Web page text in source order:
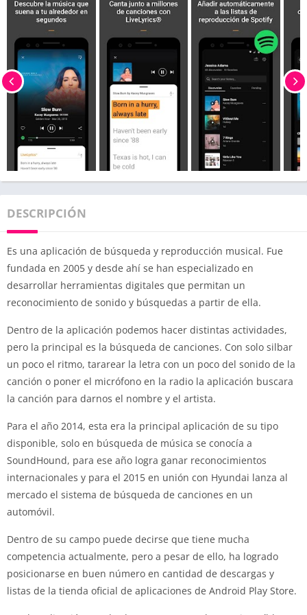
DESCRIPCIÓN
Es una aplicación de búsqueda y reproducción musical. Fue
fundada en 2005 y desde ahí se han especializado en
desarrollar herramientas digitales que permitan un
reconocimiento de sonido y búsquedas a partir de ella.
Dentro de la aplicación podemos hacer distintas actividades,
pero la principal es la búsqueda de canciones. Con solo silbar
un poco el ritmo, tararear la letra con un poco del sonido de la
canción o poner el micrófono en la radio la aplicación buscara
la canción para darnos el nombre y el artista.
Para el año 2014, esta era la principal aplicación de su tipo
disponible, solo en búsqueda de música se conocía a
SoundHound, para ese año logra ganar reconocimientos
internacionales y para el 2015 en unión con Hyundai lanza al
mercado el sistema de búsqueda de canciones en un
automóvil.
Dentro de su campo puede decirse que tiene mucha
competencia actualmente, pero a pesar de ello, ha logrado
posicionarse en buen número en cantidad de descargas y
listas de la tienda oficial de aplicaciones de Android Play Store.